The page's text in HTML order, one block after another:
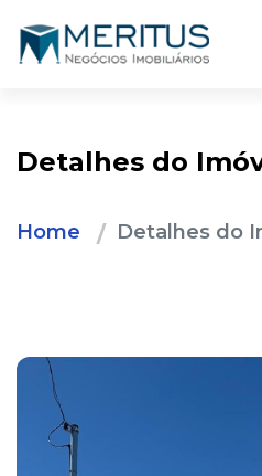
Detalhes do
Home Detalhes do